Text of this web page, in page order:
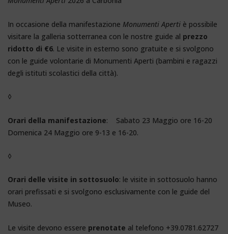
In occasione della manifestazione Monumenti Aperti è possibile
visitare la galleria sotterranea con le nostre guide al prezzo
ridotto di €6. Le visite in esterno sono gratuite e si svolgono
con le guide volontarie di Monumenti Aperti (bambini e ragazzi
degli istituti scolastici della città).
◊
Orari della manifestazione: Sabato 23 Maggio ore 16-20
Domenica 24 Maggio ore 9-13 e 16-20.
◊
Orari delle visite in sottosuolo: le visite in sottosuolo hanno
orari prefissati e si svolgono esclusivamente con le guide del
Museo.
Le visite devono essere prenotate al telefono +39.0781.62727